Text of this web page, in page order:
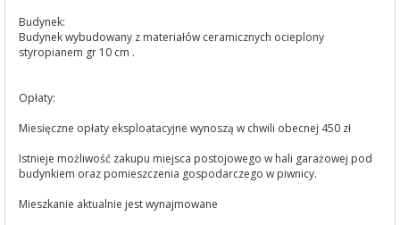
Budynek:
Budynek wybudowany z materiałów ceramicznych ocieplony
styropianem gr 10 cm .
Opłaty:
Miesięczne opłaty eksploatacyjne wynoszą w chwili obecnej 450 zł
Istnieje możliwość zakupu miejsca postojowego w hali garażowej pod
budynkiem oraz pomieszczenia gospodarczego w piwnicy.
Mieszkanie aktualnie jest wynajmowane